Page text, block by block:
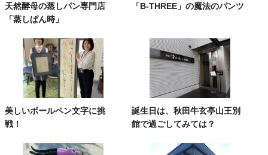
天然酵母の蒸しパン専門店
「蒸しぱん時」
「B-THREE」の魔法のパンツ
美しいボールペン文字に挑
戦！
誕生日は、秋田牛玄亭山王別
館で過ごしてみては？